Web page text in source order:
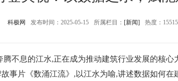
科极网 发布时间：2025-05-15 所属栏目： [新闻] 热度：
腾不息的江水,正在成为推动建筑行业发展的核
事片《数涌江流》,以江水为喻,讲述数据如何在